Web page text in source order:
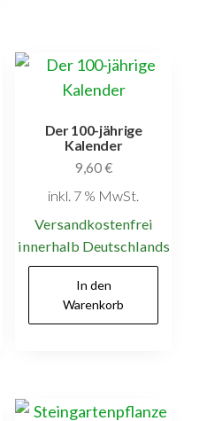
Der 100-jährige
Kalender
9,60€
inkl. 7 % MwSt.
Versandkostenfrei
innerhalb Deutschlands
In den
Warenkorb